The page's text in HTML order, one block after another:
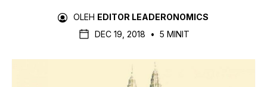
OLEH EDITOR LEADERONOMICS
DEC 19, 2018
• 5 MINIT